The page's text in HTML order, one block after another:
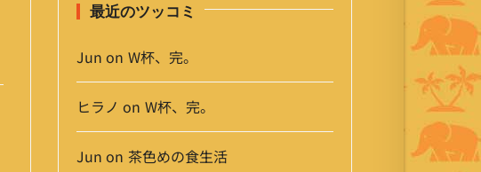
最近のツッコミ
Jun on W杯、完。
ヒラノ on W杯、完。
Jun on 茶色めの食生活